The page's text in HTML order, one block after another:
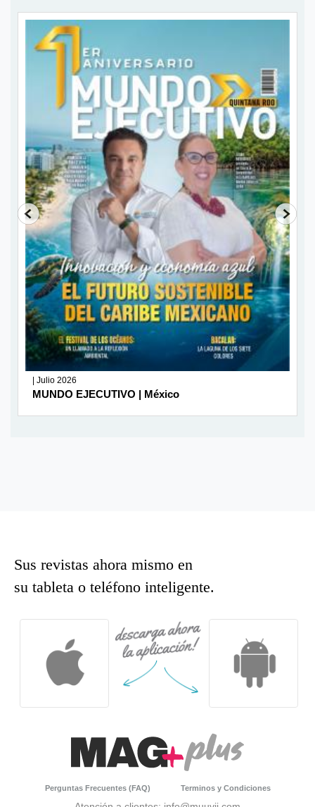
| Julio 2026
MUNDO EJECUTIVO | México
Sus revistas ahora mismo en
su tableta o teléfono inteligente.
Perguntas Frecuentes (FAQ) Terminos y Condiciones